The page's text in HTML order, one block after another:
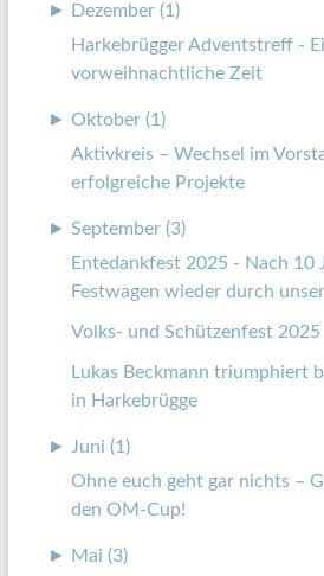
►
Dezember (1)
Harkebrügger Adventstreff -
vorweihnachtliche Zeit
► Oktober (1)
Aktivkreis – Wechsel im
erfolgreiche Projekte
► September (3)
Entedankfest 2025 - Nach 10
Festwagen wieder durch
Volks- und Schützenfest 2025
Lukas Beckmann triumphiert
in Harkebrügge
► Juni (1)
Ohne euch geht gar nichts –
den OM-Cup!
► Mai (3)